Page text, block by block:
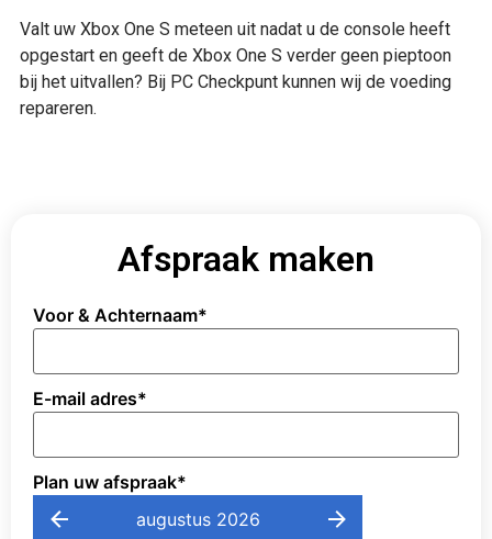
Valt uw Xbox One S meteen uit nadat u de console heeft
opgestart en geeft de Xbox One S verder geen pieptoon
bij het uitvallen? Bij PC Checkpunt kunnen wij de voeding
repareren.
Afspraak maken
Voor & Achternaam*
E-mail adres*
Plan uw afspraak*
augustus 2026